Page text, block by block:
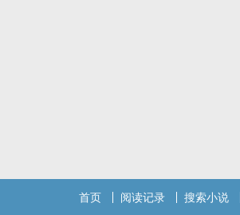
首页 阅读记录 搜索小说